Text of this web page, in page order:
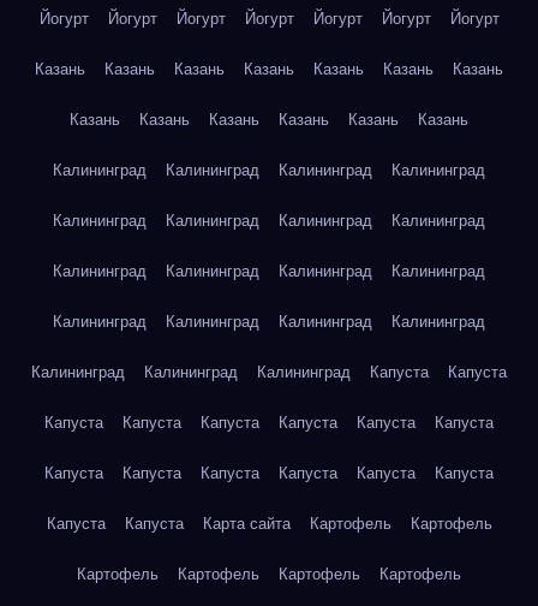
Йогурт Йогурт Йогурт Йогурт Йогурт Йогурт Йогурт
Казань Казань Казань Казань Казань Казань Казань
Казань Казань Казань Казань Казань Казань
Калининград Калининград Калининград Калининград
Калининград Калининград Калининград Калининград
Калининград Калининград Калининград Калининград
Калининград Калининград Калининград Калининград
Калининград Калининград Калининград Капуста Капуста
Капуста Капуста Капуста Капуста Капуста Капуста
Капуста Капуста Капуста Капуста Капуста Капуста
Капуста Капуста Карта сайта Картофель Картофель
Картофель Картофель Картофель Картофель